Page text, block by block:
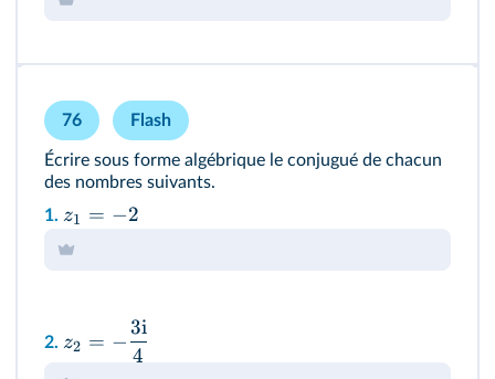
76 Flash
Écrire sous forme algébrique le conjugué de chacun
des nombres suivants.
1. z1 = −2
2. z2 = −
4
3i